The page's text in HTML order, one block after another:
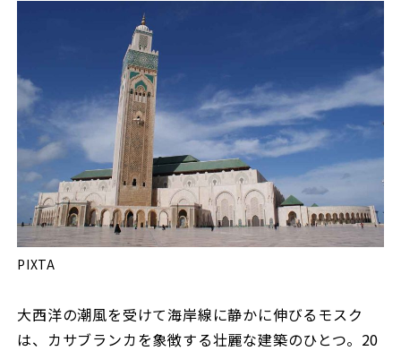
PIXTA
大西洋の潮風を受けて海岸線に静かに伸びるモスク
は、カサブランカを象徴する壮麗な建築のひとつ。20